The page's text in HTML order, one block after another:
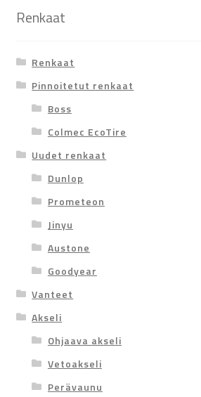
Renkaat
Renkaat
Pinnoitetut renkaat
Boss
Colmec EcoTire
Uudet renkaat
Dunlop
Prometeon
Jinyu
Austone
Goodyear
Vanteet
Akseli
Ohjaava akseli
Vetoakseli
Perävaunu